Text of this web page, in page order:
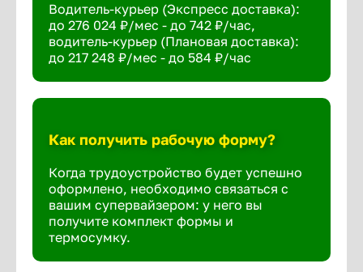
Водитель-курьер (Экспресс доставка):
до 276 024 ₽/мес - до 742 ₽/час,
водитель-курьер (Плановая доставка):
до 217 248 ₽/мес - до 584 ₽/час
Как получить рабочую форму?
Когда трудоустройство будет успешно
оформлено, необходимо связаться с
вашим супервайзером: у него вы
получите комплект формы и
термосумку.